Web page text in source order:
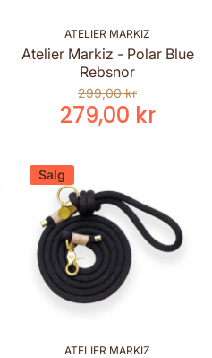
ATELIER MARKIZ
Atelier Markiz - Polar Blue
Rebsnor
299,00 kr
279,00 kr
Salg
ATELIER MARKIZ